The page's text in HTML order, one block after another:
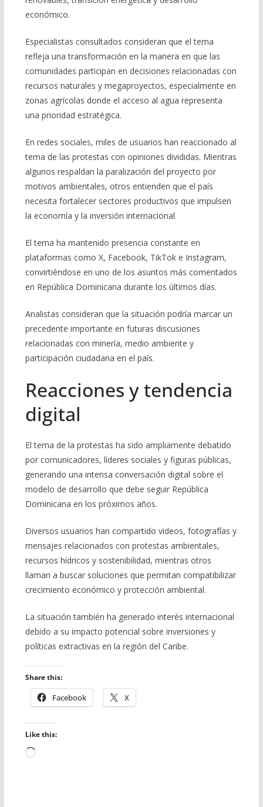
económico.
Especialistas consultados consideran que el tema
refleja una transformación en la manera en que las
comunidades participan en decisiones relacionadas con
recursos naturales y megaproyectos, especialmente en
zonas agrícolas donde el acceso al agua representa
una prioridad estratégica.
En redes sociales, miles de usuarios han reaccionado al
tema de las protestas con opiniones divididas. Mientras
algunos respaldan la paralización del proyecto por
motivos ambientales, otros entienden que el país
necesita fortalecer sectores productivos que impulsen
la economía y la inversión internacional.
El tema ha mantenido presencia constante en
plataformas como X, Facebook, TikTok e Instagram,
convirtiéndose en uno de los asuntos más comentados
en República Dominicana durante los últimos días.
Analistas consideran que la situación podría marcar un
precedente importante en futuras discusiones
relacionadas con minería, medio ambiente y
participación ciudadana en el país.
Reacciones y tendencia
digital
El tema de la protestas ha sido ampliamente debatido
por comunicadores, líderes sociales y figuras públicas,
generando una intensa conversación digital sobre el
modelo de desarrollo que debe seguir República
Dominicana en los próximos años.
Diversos usuarios han compartido videos, fotografías y
mensajes relacionados con protestas ambientales,
recursos hídricos y sostenibilidad, mientras otros
llaman a buscar soluciones que permitan compatibilizar
crecimiento económico y protección ambiental.
La situación también ha generado interés internacional
debido a su impacto potencial sobre inversiones y
políticas extractivas en la región del Caribe.
Share this:
Facebook X
Like this:
Loading…